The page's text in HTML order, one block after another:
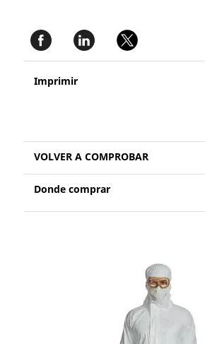
Imprimir
VOLVER A COMPROBAR
Donde comprar